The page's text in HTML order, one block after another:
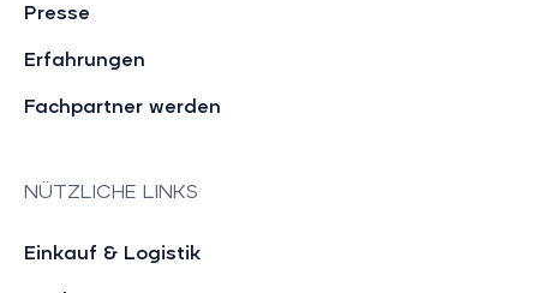
Presse
Erfahrungen
Fachpartner werden
NÜTZLICHE LINKS
Einkauf & Logistik